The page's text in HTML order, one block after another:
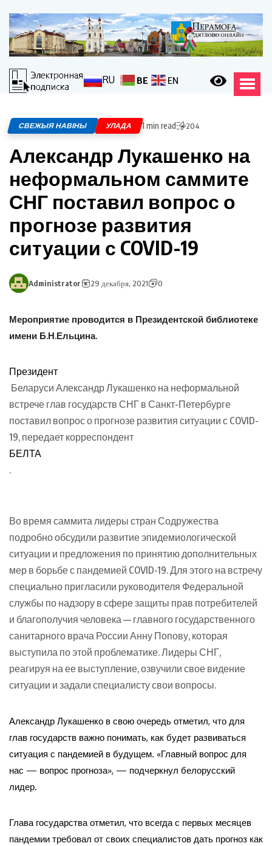
RU BE EN
СВЕЖЫЯ НАВІНЫ УЛАДА 1 min read 204
Александр Лукашенко на
неформальном саммите
СНГ поставил вопрос о
прогнозе развития
ситуации с COVID-19
Administrator 29 декабря, 2021 0
Мероприятие проводится в Президентской библиотеке
имени Б.Н.Ельцина.
Президент
Беларуси Александр Лукашенко на неформальной
встрече глав государств СНГ в Санкт-Петербурге
поставил вопрос о прогнозе развития ситуации с COVID-
19, передает корреспондент
БЕЛТА
.
Во время саммита лидеры стран Содружества
подробно обсудили развитие эпидемиологической
ситуации и предложения по принятию дополнительных
мер в борьбе с пандемией COVID-19. Для этого на встречу
специально пригласили руководителя Федеральной
службы по надзору в сфере защиты прав потребителей
и благополучия человека — главного государственного
санитарного врача России Анну Попову, которая
выступила по этой проблематике. Лидеры СНГ,
реагируя на ее выступление, озвучили свое видение
ситуации и задали специалисту свои вопросы.
Александр Лукашенко в свою очередь отметил, что для
глав государств важно понимать, как будет развиваться
ситуация с пандемией в будущем. «Главный вопрос для
нас — вопрос прогноза», — подчеркнул белорусский
лидер.
Глава государства отметил, что всегда с первых месяцев
пандемии требовал от своих специалистов дать прогноз как